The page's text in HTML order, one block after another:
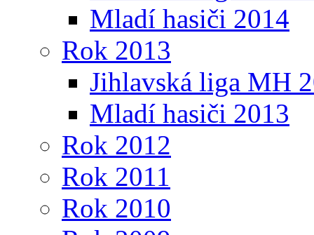
Mladí hasiči 2014
Rok 2013
Jihlavská liga MH
Mladí hasiči 2013
Rok 2012
Rok 2011
Rok 2010